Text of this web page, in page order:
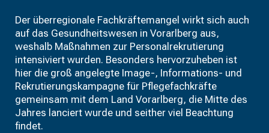
Der überregionale Fachkräftemangel wirkt sich auch
auf das Gesundheitswesen in Vorarlberg aus,
weshalb Maßnahmen zur Personalrekrutierung
intensiviert wurden. Besonders hervorzuheben ist
hier die groß angelegte Image-, Informations- und
Rekrutierungskampagne für Pflegefachkräfte
gemeinsam mit dem Land Vorarlberg, die Mitte des
Jahres lanciert wurde und seither viel Beachtung
findet.